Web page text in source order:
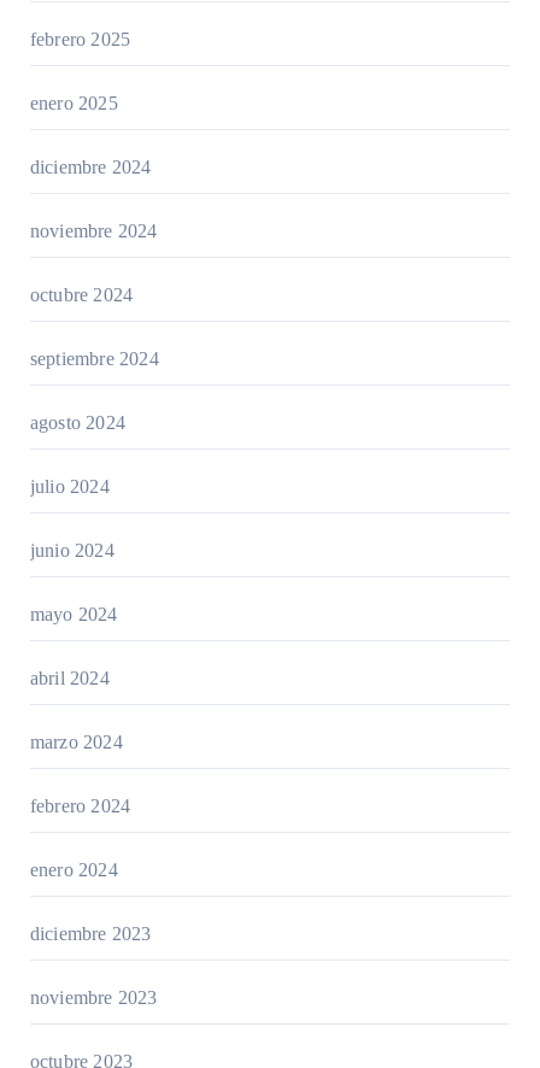
febrero 2025
enero 2025
diciembre 2024
noviembre 2024
octubre 2024
septiembre 2024
agosto 2024
julio 2024
junio 2024
mayo 2024
abril 2024
marzo 2024
febrero 2024
enero 2024
diciembre 2023
noviembre 2023
octubre 2023